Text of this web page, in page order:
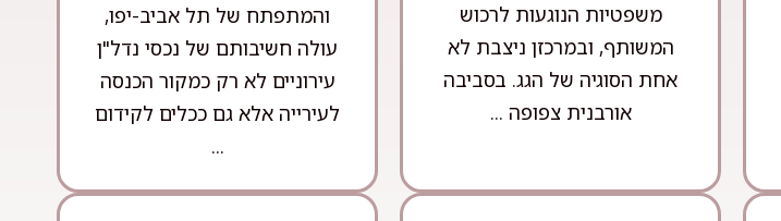
משפטיות הנוגעות לרכוש
המשותף, ובמרכזן ניצבת לא
אחת הסוגיה של הגג. בסביבה
אורבנית צפופה ...
והמתפתח של תל אביב-יפו,
עולה חשיבותם של נכסי נדל"ן
עירוניים לא רק כמקור הכנסה
לעירייה אלא גם ככלים לקידום
...